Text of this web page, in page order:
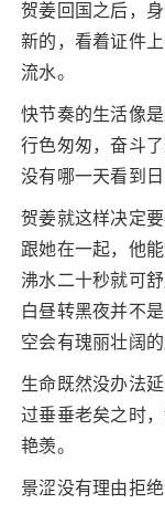
贺姜回国之后，
新的，看着证件
流水。
快节奏的生活像
行色匆匆，奋斗
没有哪一天看到日
贺姜就这样决定
跟她在一起，他
沸水二十秒就可
白昼转黑夜并不
空会有瑰丽壮阔
生命既然没办法
过垂垂老矣之时
艳羡。
景涩没有理由拒绝